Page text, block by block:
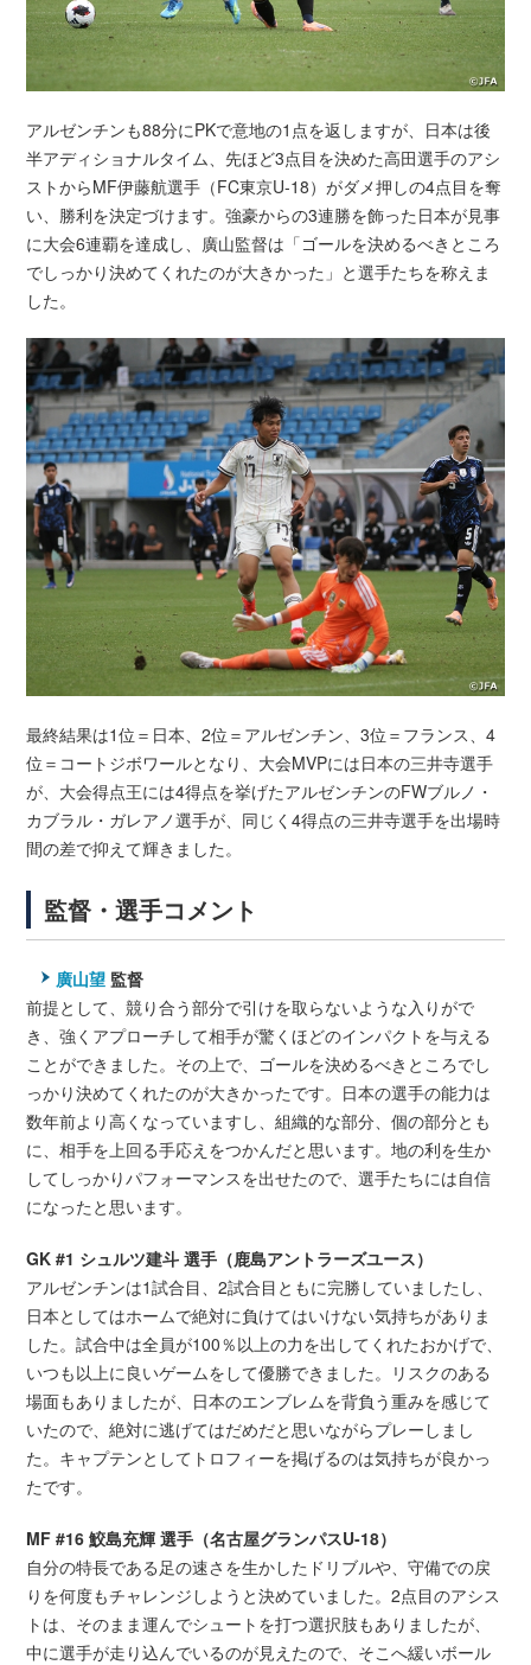
アルゼンチンも88分にPKで意地の1点を返しますが、日本は後
半アディショナルタイム、先ほど3点目を決めた高田選手のアシ
ストからMF伊藤航選手（FC東京U-18）がダメ押しの4点目を奪
い、勝利を決定づけます。強豪からの3連勝を飾った日本が見事
に大会6連覇を達成し、廣山監督は「ゴールを決めるべきところ
でしっかり決めてくれたのが大きかった」と選手たちを称えま
した。
最終結果は1位＝日本、2位＝アルゼンチン、3位＝フランス、4
位＝コートジボワールとなり、大会MVPには日本の三井寺選手
が、大会得点王には4得点を挙げたアルゼンチンのFWブルノ・
カブラル・ガレアノ選手が、同じく4得点の三井寺選手を出場時
間の差で抑えて輝きました。
監督・選手コメント
廣山望 監督
前提として、競り合う部分で引けを取らないような入りがで
き、強くアプローチして相手が驚くほどのインパクトを与える
ことができました。その上で、ゴールを決めるべきところでし
っかり決めてくれたのが大きかったです。日本の選手の能力は
数年前より高くなっていますし、組織的な部分、個の部分とも
に、相手を上回る手応えをつかんだと思います。地の利を生か
してしっかりパフォーマンスを出せたので、選手たちには自信
になったと思います。
GK #1 シュルツ建斗 選手（鹿島アントラーズユース）
アルゼンチンは1試合目、2試合目ともに完勝していましたし、
日本としてはホームで絶対に負けてはいけない気持ちがありま
した。試合中は全員が100％以上の力を出してくれたおかげで、
いつも以上に良いゲームをして優勝できました。リスクのある
場面もありましたが、日本のエンブレムを背負う重みを感じて
いたので、絶対に逃げてはだめだと思いながらプレーしまし
た。キャプテンとしてトロフィーを掲げるのは気持ちが良かっ
たです。
MF #16 鮫島充輝 選手（名古屋グランパスU-18）
自分の特長である足の速さを生かしたドリブルや、守備での戻
りを何度もチャレンジしようと決めていました。2点目のアシス
トは、そのまま運んでシュートを打つ選択肢もありましたが、
中に選手が走り込んでいるのが見えたので、そこへ緩いボール